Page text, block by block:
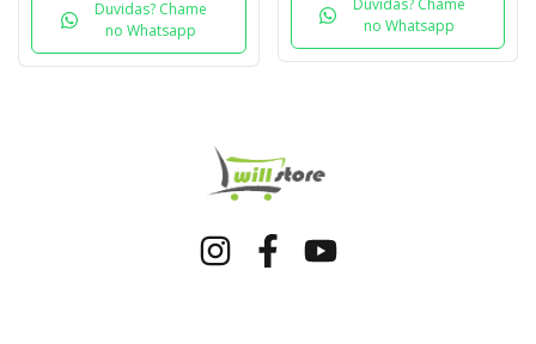
Duvidas? Chame
no Whatsapp
no Whatsapp